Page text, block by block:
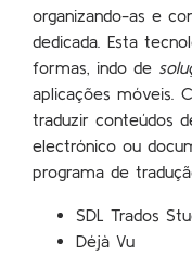
organizando-as e
dedicada. Esta
formas, indo de
aplicações móveis.
traduzir conteúdos
electrónico ou
programa de
SDL Trados
Déjà Vu